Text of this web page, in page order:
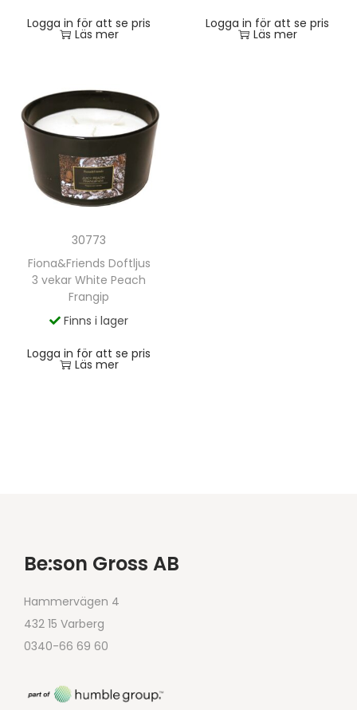
Logga in för att se pris
Läs mer
Logga in för att se pris
Läs mer
30773
Fiona&Friends Doftljus
3 vekar White Peach
Frangip
Finns i lager
Logga in för att se pris
Läs mer
Be:son Gross AB
Hammervägen 4
432 15 Varberg
0340-66 69 60